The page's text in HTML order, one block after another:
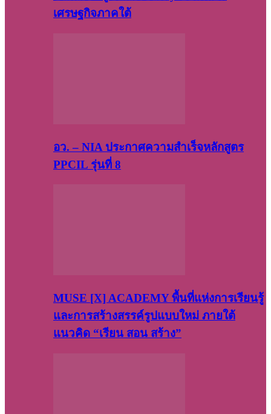
เศรษฐกิจภาคใต้
อว. – NIA ประกาศความสำเร็จหลักสูตร
PPCIL รุ่นที่ 8
MUSE [X] ACADEMY พื้นที่แห่งการเรียนรู้
และการสร้างสรรค์รูปแบบใหม่ ภายใต้
แนวคิด “เรียน สอน สร้าง”